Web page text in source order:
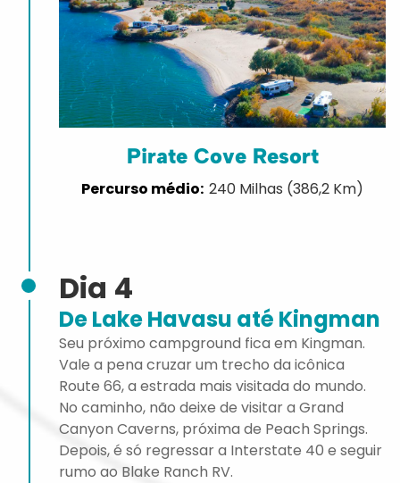
Pirate Cove Resort
240 Milhas (386,2 Km)
Dia 4
De Lake Havasu até Kingman
Seu próximo campground fica em Kingman.
Vale a pena cruzar um trecho da icônica
Route 66, a estrada mais visitada do mundo.
No caminho, não deixe de visitar a Grand
Canyon Caverns, próxima de Peach Springs.
Depois, é só regressar a Interstate 40 e seguir
rumo ao Blake Ranch RV.